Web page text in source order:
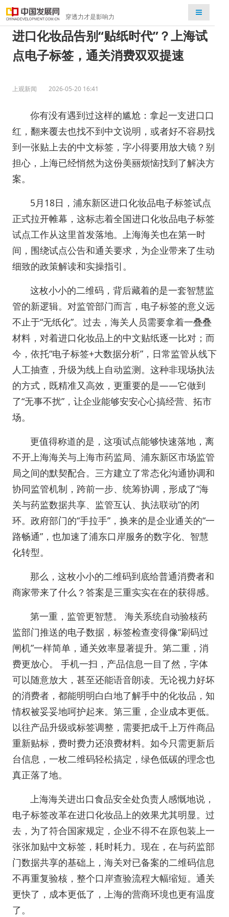
穿透力才是影响力
检索
进口化妆品告别“贴纸时代”？上海试
点电子标签，通关消费双双提速
上观新闻 2026-05-20 16:41
你有没有遇到过这样的尴尬：拿起一支进口口
红，翻来覆去也找不到中文说明，或者好不容易找
到一张贴上去的中文标签，字小得要用放大镜？别
担心，上海已经悄然为这份美丽烦恼找到了解决方
案。
5月18日，浦东新区进口化妆品电子标签试点
正式拉开帷幕，这标志着全国进口化妆品电子标签
试点工作从这里首发落地。上海海关也在第一时
间，围绕试点公告和通关要求，为企业带来了生动
细致的政策解读和实操指引。
这枚小小的二维码，背后藏着的是一套智慧监
管的新逻辑。对监管部门而言，电子标签的意义远
不止于“无纸化”。过去，海关人员需要拿着一叠叠
材料，对着进口化妆品上的中文贴纸逐一比对；而
今，依托“电子标签+大数据分析”，日常监管从线下
人工抽查，升级为线上自动监测。这种非现场执法
的方式，既精准又高效，更重要的是——它做到
了“无事不扰”，让企业能够安安心心搞经营、拓市
场。
更值得称道的是，这项试点能够快速落地，离
不开上海海关与上海市药监局、浦东新区市场监管
局之间的默契配合。三方建立了常态化沟通协调和
协同监管机制，跨前一步、统筹协调，形成了“海
关与药监数据共享、监管互认、执法联动”的闭
环。政府部门的“手拉手”，换来的是企业通关的“一
路畅通”，也加速了浦东口岸服务的数字化、智慧
化转型。
那么，这枚小小的二维码到底给普通消费者和
商家带来了什么？答案是三重实实在在的获得感。
第一重，监管更智慧。 海关系统自动验核药
监部门推送的电子数据，标签检查变得像“刷码过
闸机”一样简单，通关效率显著提升。第二重，消
费更放心。 手机一扫，产品信息一目了然，字体
可以随意放大，甚至还能语音朗读。无论视力好坏
的消费者，都能明明白白地了解手中的化妆品，知
情权被妥妥地呵护起来。第三重，企业成本更低。
以往产品升级或标签调整，需要把成千上万件商品
重新贴标，费时费力还浪费材料。如今只需更新后
台信息，一枚二维码轻松搞定，绿色低碳的理念也
真正落了地。
上海海关进出口食品安全处负责人感慨地说，
电子标签改革在进口化妆品上的效果尤其明显。过
去，为了符合国家规定，企业不得不在原包装上一
张张加贴中文标签，耗时耗力。现在，在与药监部
门数据共享的基础上，海关对已备案的二维码信息
不再重复验核，整个口岸查验流程大幅缩短。通关
更快了，成本更低了，上海的营商环境也更有温度
了。